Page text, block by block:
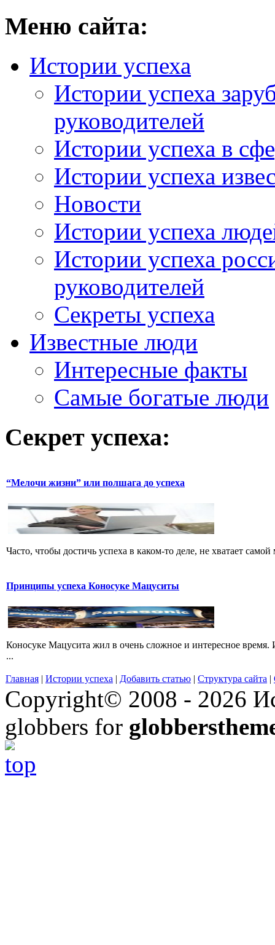
Меню сайта:
Истории успеха
Истории успеха
руководителей
Истории успеха в
Истории успеха
Новости
Истории успеха
Истории успеха
руководителей
Секреты успеха
Известные люди
Интересные факты
Самые богатые люди
Секрет успеха:
“Мелочи жизни” или полшага до успеха
Часто, чтобы достичь успеха в каком-то деле, не хватает
Принципы успеха Коносуке Мацуситы
Коносуке Мацусита жил в очень сложное и интересное
...
Главная | Истории успеха | Добавить статью | Структура сайта |
Copyright© 2008 - 2026
globbers for